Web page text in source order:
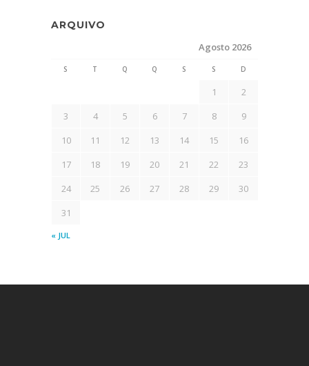
ARQUIVO
Agosto 2026
S T Q Q S S D
« JUL
1
2
3
4 5 6 7 8
9
10
11 12 13 14 15
16
17
18 19 20 21 22
23
24
25 26 27 28 29
30
31